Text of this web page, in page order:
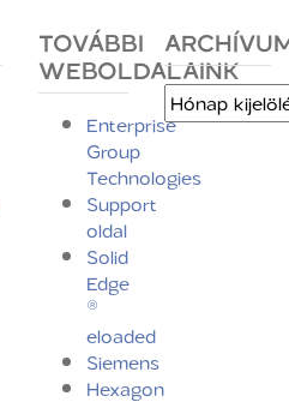
TOVÁBBI
WEBOLDALAINK
Enterprise
Group
Technologies
Support
oldal
Solid
Edge
®
eloaded
Siemens
Hexagon
Archívum